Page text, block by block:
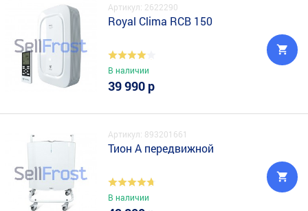
Артикул: 2622290
Royal Clima RCB 150
В наличии
39 990 р
Артикул: 893201661
Тион А передвижной
В наличии